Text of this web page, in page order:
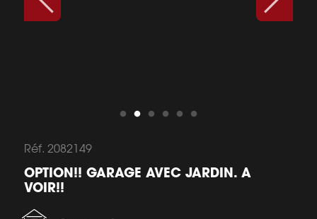
Réf. 2082149
OPTION!! GARAGE AVEC JARDIN. A
VOIR!!